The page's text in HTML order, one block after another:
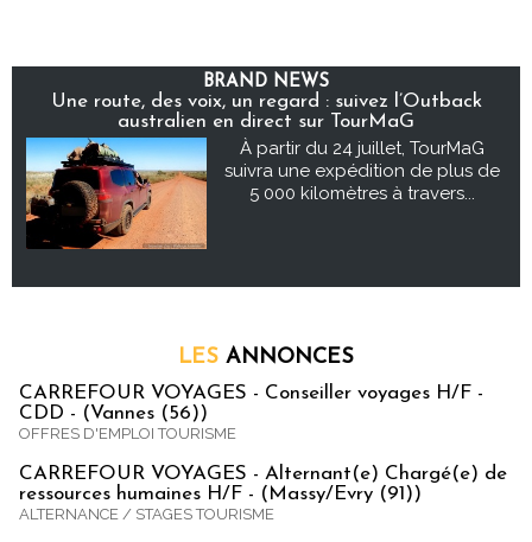
BRAND NEWS
Une route, des voix, un regard : suivez l’Outback
australien en direct sur TourMaG
À partir du 24 juillet, TourMaG
suivra une expédition de plus de
5 000 kilomètres à travers...
LES ANNONCES
CARREFOUR VOYAGES - Conseiller voyages H/F -
CDD - (Vannes (56))
OFFRES D'EMPLOI TOURISME
CARREFOUR VOYAGES - Alternant(e) Chargé(e) de
ressources humaines H/F - (Massy/Evry (91))
ALTERNANCE / STAGES TOURISME